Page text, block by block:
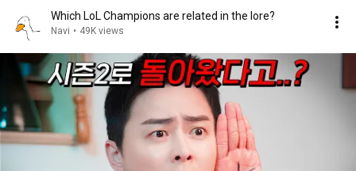
Which LoL Champions are related in the lore?
Navi • 49K views